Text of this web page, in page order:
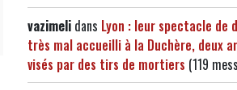
vazimeli dans Lyon : leur spectacle de
très mal accueilli à la Duchère, deux
visés par des tirs de mortiers (119